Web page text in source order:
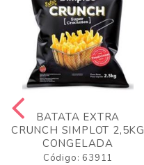
BATATA EXTRA
CRUNCH SIMPLOT 2,5KG
CONGELADA
Código: 63911